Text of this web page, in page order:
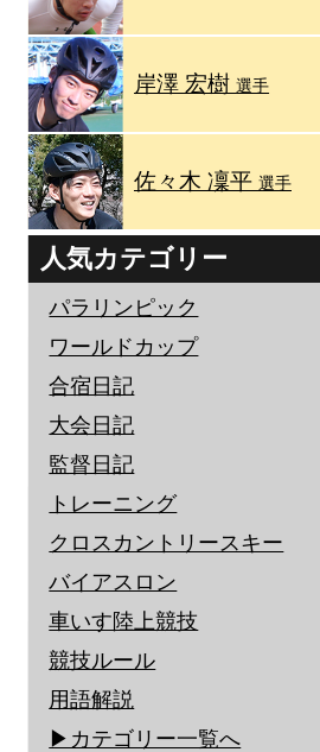
岸澤 宏樹選手
佐々木 凜平選手
人気カテゴリー
パラリンピック
ワールドカップ
合宿日記
大会日記
監督日記
トレーニング
クロスカントリースキー
バイアスロン
車いす陸上競技
競技ルール
用語解説
▶︎カテゴリー一覧へ